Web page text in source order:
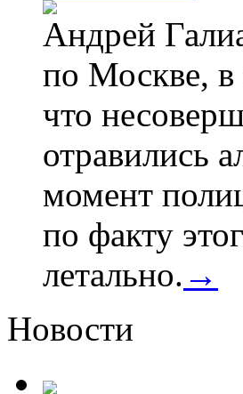
Андрей
по Москве,
что
отравились
момент
по факту
летально. →
Новости